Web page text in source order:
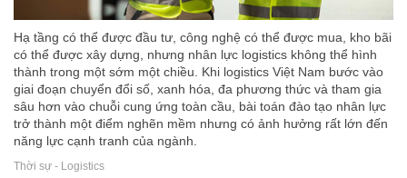
Hạ tầng có thể được đầu tư, công nghệ có thể được mua, kho bãi
có thể được xây dựng, nhưng nhân lực logistics không thể hình
thành trong một sớm một chiều. Khi logistics Việt Nam bước vào
giai đoạn chuyển đổi số, xanh hóa, đa phương thức và tham gia
sâu hơn vào chuỗi cung ứng toàn cầu, bài toán đào tạo nhân lực
trở thành một điểm nghẽn mềm nhưng có ảnh hưởng rất lớn đến
năng lực cạnh tranh của ngành.
Thời sự - Logistics